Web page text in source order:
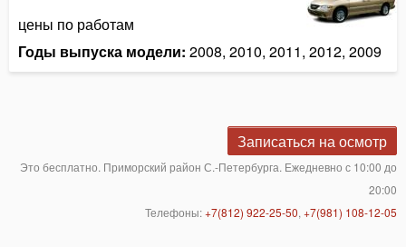
цены по работам
Годы выпуска модели: 2008, 2010, 2011, 2012, 2009
Записаться на осмотр
Это бесплатно. Приморский район С.-Петербурга. Ежедневно с 10:00 до
20:00
Телефоны:+7(812) 922-25-50, +7(981) 108-12-05